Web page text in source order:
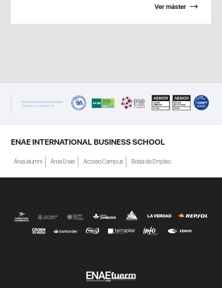
Ver máster
ENAE INTERNATIONAL BUSINESS SCHOOL
Área alumni Área Enae Acceso Campus Bolsa de Empleo